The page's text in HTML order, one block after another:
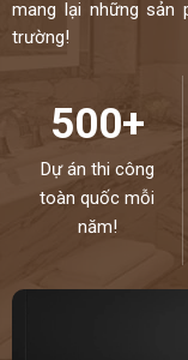
mang lại những sản
trường!
500+
Dự án thi công
toàn quốc mỗi
năm!